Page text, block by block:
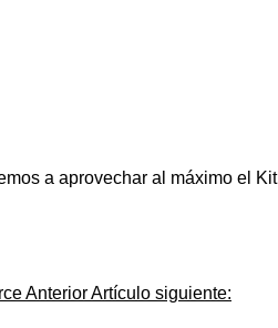
a aprovechar al máximo el Kit
AnteriorArtículo siguiente: